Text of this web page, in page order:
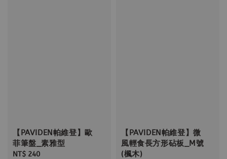
【PAVIDEN帕維登】歐
菲筆盤_素雅型
Regular
NT$ 240
【PAVIDEN帕維登】微
風輕食長方形砧板_M號
(楓木)